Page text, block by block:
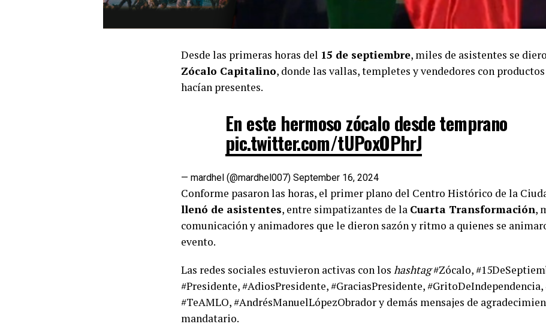
Desde las primeras horas del 15 de septiembre, miles de asistentes se
Zócalo Capitalino, donde las vallas, templetes y vendedores con
hacían presentes.
En este hermoso zócalo desde temprano
pic.twitter.com/tUPoxOPhrJ
— mardhel (@mardhel007) September 16, 2024
Conforme pasaron las horas, el primer plano del Centro Histórico de la
llenó de asistentes, entre simpatizantes de la Cuarta Transformación,
comunicación y animadores que le dieron sazón y ritmo a quienes se
evento.
Las redes sociales estuvieron activas con los hashtag#Zócalo,
#Presidente, #AdiosPresidente, #GraciasPresidente, #GritoDeIndependencia,
#TeAMLO, #AndrésManuelLópezObrador y demás mensajes de
mandatario.